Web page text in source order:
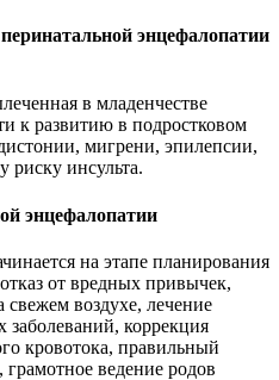
энцефалопатии
в младенчестве
к развитию в подростковом
мигрени, эпилепсии,
риску инсульта.
энцефалопатии
на этапе планирования
от вредных привычек,
воздухе, лечение
коррекция
кровотока, правильный
ведение родов